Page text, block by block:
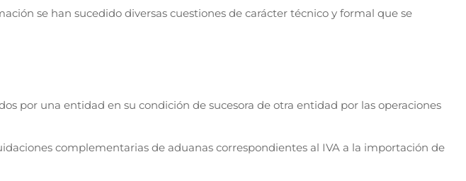
se han sucedido diversas cuestiones de carácter técnico y formal que se
por una entidad en su condición de sucesora de otra entidad por las operaciones
complementarias de aduanas correspondientes al IVA a la importación de